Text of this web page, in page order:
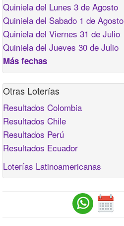
Quiniela del Lunes 3 de Agosto
Quiniela del Sabado 1 de Agosto
Quiniela del Viernes 31 de Julio
Quiniela del Jueves 30 de Julio
Más fechas
Otras Loterías
Resultados Colombia
Resultados Chile
Resultados Perú
Resultados Ecuador
Loterías Latinoamericanas